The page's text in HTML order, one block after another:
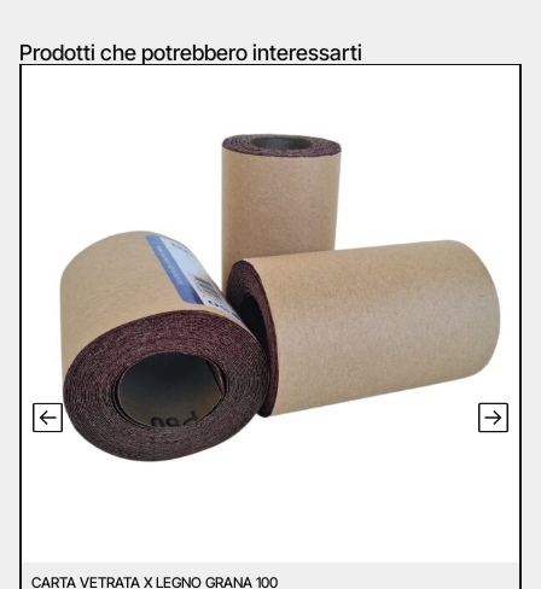
Prodotti che potrebbero interessarti
CARTA VETRATA X LEGNO GRANA 100